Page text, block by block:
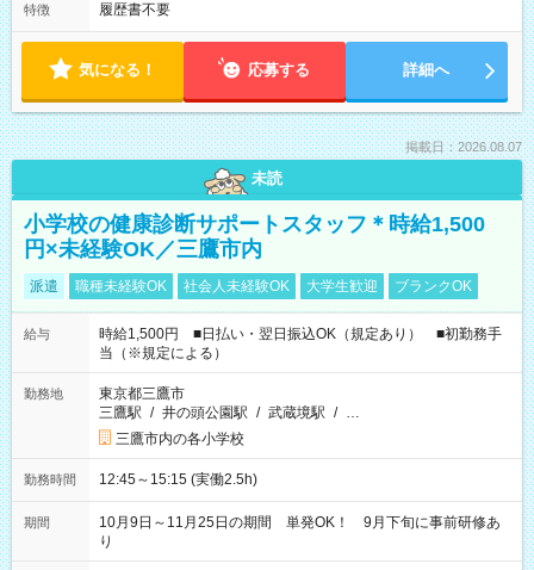
特徴 履歴書不要
気になる！ 応募する 詳細へ
掲載日：2026.08.07
未読
小学校の健康診断サポートスタッフ＊時給1,500
円×未経験OK／三鷹市内
派遣 職種未経験OK 社会人未経験OK 大学生歓迎 ブランクOK
給与
時給1,500円 ■日払い・翌日振込OK（規定あり） ■初勤務手
当（※規定による）
勤務地
東京都三鷹市
三鷹駅 / 井の頭公園駅 / 武蔵境駅 / …
三鷹市内の各小学校
勤務時間 12:45～15:15 (実働2.5h)
期間
10月9日～11月25日の期間 単発OK！ 9月下旬に事前研修あ
り